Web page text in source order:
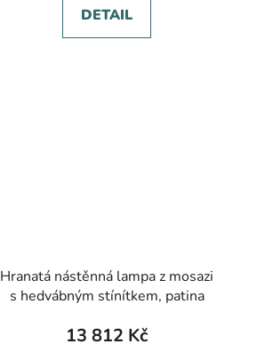
DETAIL
Hranatá nástěnná lampa z mosazi
s hedvábným stínítkem, patina
13 812 Kč